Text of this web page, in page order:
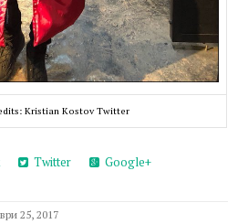
Kristian Kostov Twitter
Twitter
Google+
25, 2017